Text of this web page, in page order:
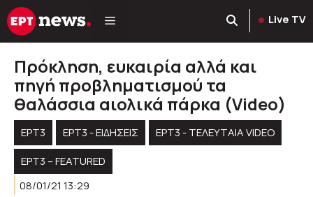
Μετάβαση
σε
Live TV
Πρόκληση, ευκαιρία αλλά και
πηγή προβληματισμού τα
θαλάσσια αιολικά πάρκα (Video)
ΕΡΤ3 ΕΡΤ3 - ΕΙΔΉΣΕΙΣ
ΕΡΤ3 - ΤΕΛΕΥΤΑΊΑ VIDEO
ΕΡΤ3 – FEATURED
08/01/21 13:29